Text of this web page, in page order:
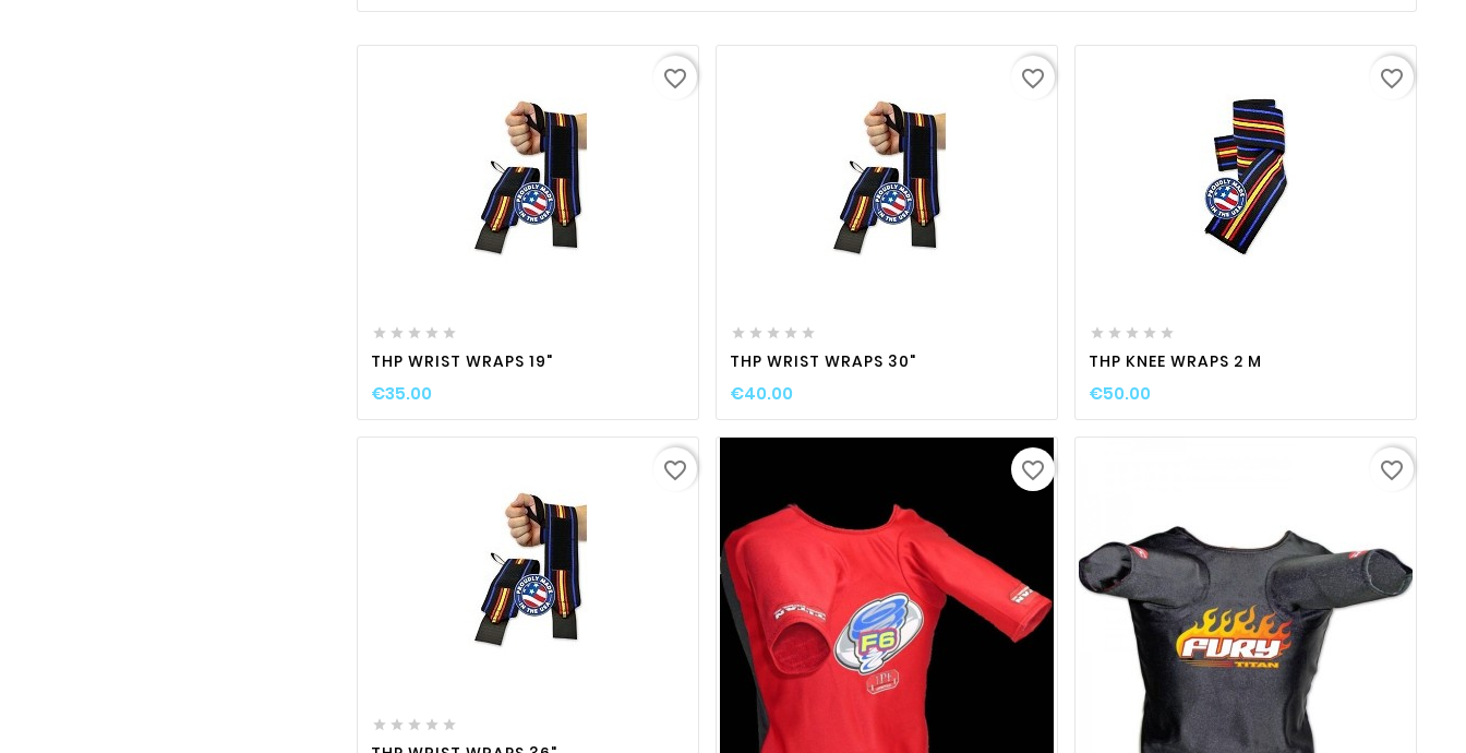
    
THP WRIST WRAPS 19"
€35.00
favorite_border
    
THP WRIST WRAPS 30"
€40.00
favorite_border
    
THP KNEE WRAPS 2 M
€50.00
favorite_border
    
favorite_border favorite_border
 favorite_border 
favorite_border